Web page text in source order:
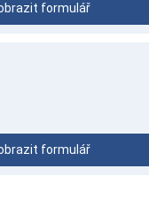
formulář
formulář